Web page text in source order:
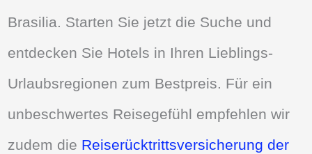
Brasilia. Starten Sie jetzt die Suche und
entdecken Sie Hotels in Ihren Lieblings-
Urlaubsregionen zum Bestpreis. Für ein
unbeschwertes Reisegefühl empfehlen wir
zudem die Reiserücktrittsversicherung der